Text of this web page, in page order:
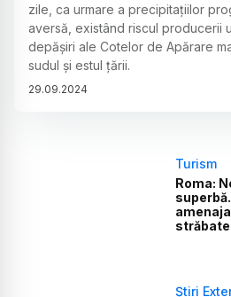
zile, ca urmare a precipitaţiilor
aversă, existând riscul producerii
depăşiri ale Cotelor de Apărare
sudul şi estul ţării.
29.09.2024
Turism
Roma:
Știri